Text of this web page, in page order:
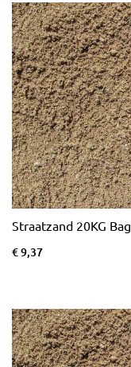
Straatzand 20KG Bag
€ 9,37